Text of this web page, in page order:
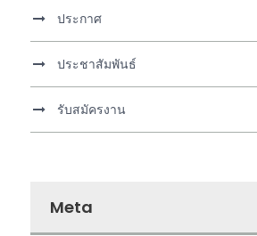
ประกาศ
ประชาสัมพันธ์
รับสมัครงาน
Meta